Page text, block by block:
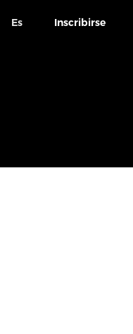
Es Inscribirse